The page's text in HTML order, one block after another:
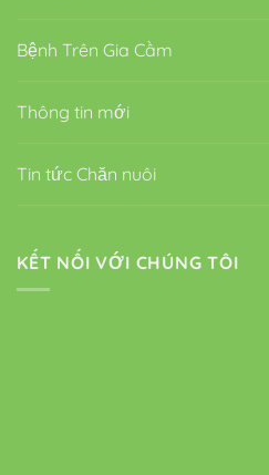
Bệnh Trên Gia Cầm
Thông tin mới
Tin tức Chăn nuôi
KẾT NỐI VỚI CHÚNG TÔI